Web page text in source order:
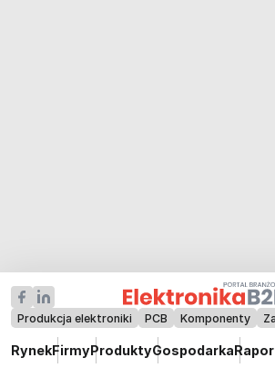
Produkcja elektroniki PCB Komponenty
RynekFirmyProduktyGospodarka